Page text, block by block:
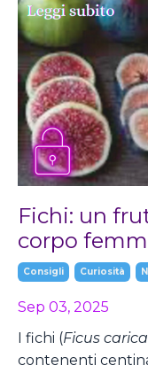
Fichi: un
corpo
Consigli Curiosità
Sep 03, 2025
I fichi (Ficus carica
contenenti